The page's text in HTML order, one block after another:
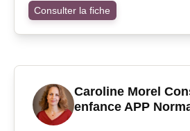
Consulter la fiche
Caroline Morel
enfance APP